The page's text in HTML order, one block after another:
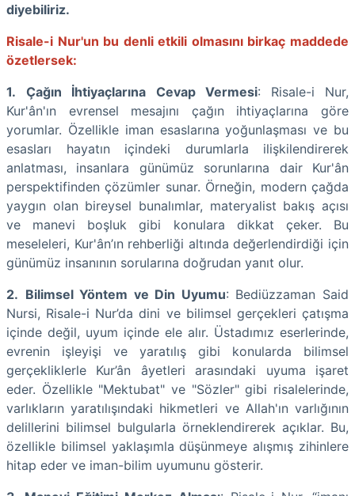
diyebiliriz.
Risale-i Nur'un bu denli etkili olmasını birkaç maddede
özetlersek:
1.
Çağın İhtiyaçlarına Cevap Vermesi: Risale-i Nur,
Kur'ân'ın evrensel mesajını çağın ihtiyaçlarına göre
yorumlar. Özellikle iman esaslarına yoğunlaşması ve bu
esasları hayatın içindeki durumlarla ilişkilendirerek
anlatması, insanlara günümüz sorunlarına dair Kur'ân
perspektifinden çözümler sunar. Örneğin, modern çağda
yaygın olan bireysel bunalımlar, materyalist bakış açısı
ve manevi boşluk gibi konulara dikkat çeker. Bu
meseleleri, Kur'ân’ın rehberliği altında değerlendirdiği için
günümüz insanının sorularına doğrudan yanıt olur.
2. Bilimsel Yöntem ve Din Uyumu: Bediüzzaman Said
Nursi, Risale-i Nur’da dini ve bilimsel gerçekleri çatışma
içinde değil, uyum içinde ele alır. Üstadımız eserlerinde,
evrenin işleyişi ve yaratılış gibi konularda bilimsel
gerçekliklerle Kur’ân âyetleri arasındaki uyuma işaret
eder. Özellikle "Mektubat" ve "Sözler" gibi risalelerinde,
varlıkların yaratılışındaki hikmetleri ve Allah'ın varlığının
delillerini bilimsel bulgularla örneklendirerek açıklar. Bu,
özellikle bilimsel yaklaşımla düşünmeye alışmış zihinlere
hitap eder ve iman-bilim uyumunu gösterir.